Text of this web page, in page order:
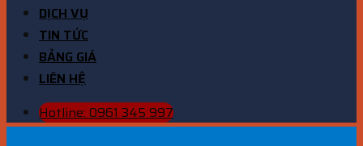
DỊCH VỤ
TIN TỨC
BẢNG GIÁ
LIÊN HỆ
Hotline: 0961 345 997